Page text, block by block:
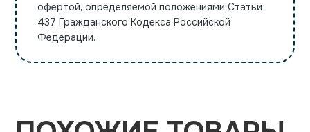
офертой, определяемой положениями Статьи
437 Гражданского Кодекса Российской
Федерации.